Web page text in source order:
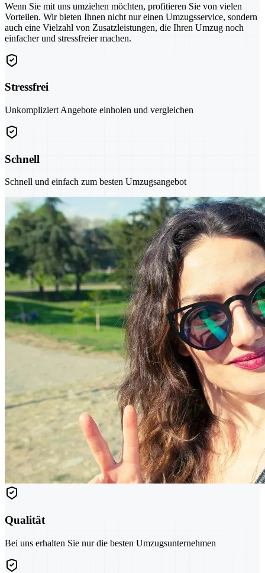
Wenn Sie mit uns umziehen möchten, profitieren Sie von vielen
Vorteilen. Wir bieten Ihnen nicht nur einen Umzugsservice, sondern
auch eine Vielzahl von Zusatzleistungen, die Ihren Umzug noch
einfacher und stressfreier machen.
Stressfrei
Unkompliziert Angebote einholen und vergleichen
Schnell
Schnell und einfach zum besten Umzugsangebot
Qualität
Bei uns erhalten Sie nur die besten Umzugsunternehmen